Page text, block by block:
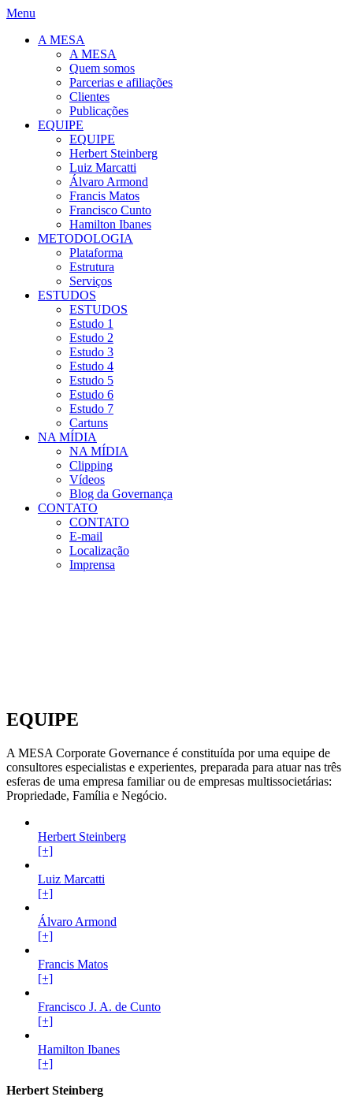
Menu
A MESA
A MESA
Quem somos
Parcerias e afiliações
Clientes
Publicações
EQUIPE
EQUIPE
Herbert Steinberg
Luiz Marcatti
Álvaro Armond
Francis Matos
Francisco Cunto
Hamilton Ibanes
METODOLOGIA
Plataforma
Estrutura
Serviços
ESTUDOS
ESTUDOS
Estudo 1
Estudo 2
Estudo 3
Estudo 4
Estudo 5
Estudo 6
Estudo 7
Cartuns
NA MÍDIA
NA MÍDIA
Clipping
Vídeos
Blog da Governança
CONTATO
CONTATO
E-mail
Localização
Imprensa
EQUIPE
A MESA Corporate Governance é constituída por uma equipe de
consultores especialistas e experientes, preparada para atuar nas três
esferas de uma empresa familiar ou de empresas multissocietárias:
Propriedade, Família e Negócio.
Herbert Steinberg
[+]
Luiz Marcatti
[+]
Álvaro Armond
[+]
Francis Matos
[+]
Francisco J. A. de Cunto
[+]
Hamilton Ibanes
[+]
Herbert Steinberg